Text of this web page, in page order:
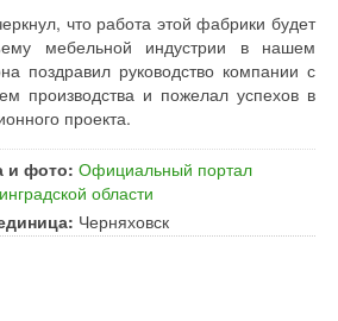
что работа этой фабрики будет
мебельной индустрии в нашем
поздравил руководство компании с
производства и пожелал успехов в
проекта.
и фото: Официальный портал
области
Черняховск